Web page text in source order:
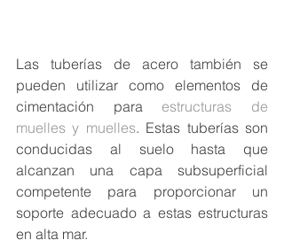
Las tuberías de acero también se
pueden utilizar como elementos de
cimentación para estructuras de
muelles y muelles. Estas tuberías son
conducidas al suelo hasta que
alcanzan una capa subsuperficial
competente para proporcionar un
soporte adecuado a estas estructuras
en alta mar.